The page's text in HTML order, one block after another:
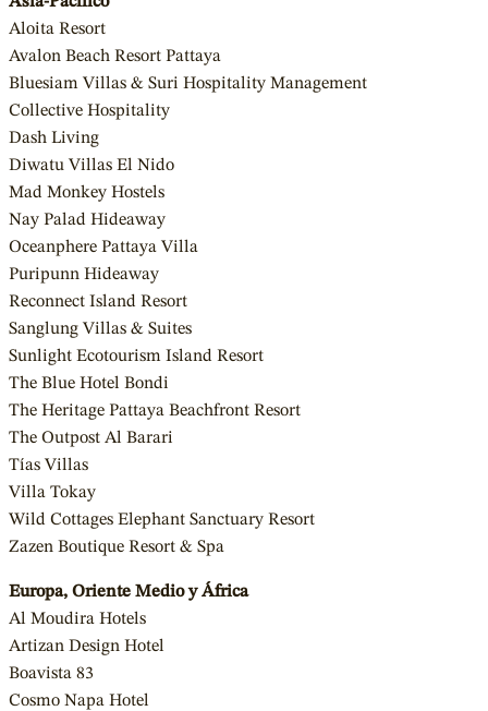
Aloita Resort
Avalon Beach Resort Pattaya
Bluesiam Villas & Suri Hospitality Management
Collective Hospitality
Dash Living
Diwatu Villas El Nido
Mad Monkey Hostels
Nay Palad Hideaway
Oceanphere Pattaya Villa
Puripunn Hideaway
Reconnect Island Resort
Sanglung Villas & Suites
Sunlight Ecotourism Island Resort
The Blue Hotel Bondi
The Heritage Pattaya Beachfront Resort
The Outpost Al Barari
Tías Villas
Villa Tokay
Wild Cottages Elephant Sanctuary Resort
Zazen Boutique Resort & Spa
Europa, Oriente Medio y África
Al Moudira Hotels
Artizan Design Hotel
Boavista 83
Cosmo Napa Hotel